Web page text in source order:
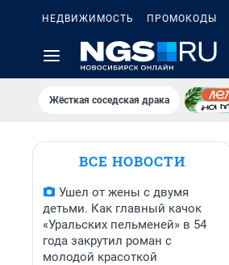
НЕДВИЖИМОСТЬ ПРОМОКОДЫ
Жёсткая соседская драка
ВСЕ НОВОСТИ
Ушел от жены с двумя
детьми. Как главный качок
«Уральских пельменей» в 54
года закрутил роман с
молодой красоткой